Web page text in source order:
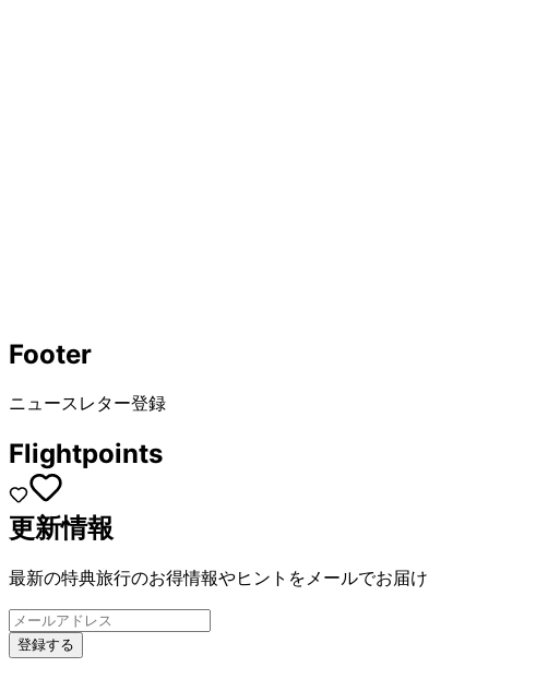
Footer
ニュースレター登録
Flightpoints
更新情報
最新の特典旅行のお得情報やヒントをメールでお届け
登録する